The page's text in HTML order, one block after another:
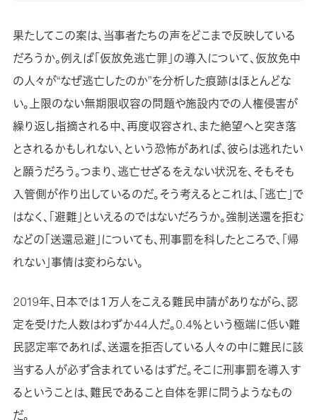
果たしてこの案は、当事者たちの声をどこまで反映している
だろうか。例えば「仮放免逃亡罪」の導入について、仮放免中
の人々が“なぜ逃亡したのか”を分析した痕跡はほとんどな
い。上限のない無期限収容の問題や施設内での人権侵害が
繰り返し指摘される中、再度収容され、また絶望へと突き落
とされるかもしれない、という恐怖があれば、彼らは逃れたい
と願うだろう。つまり、逃亡せざるをえない状況を、そもそも
入管側が作り出しているのだ。そう考えるとこれは、「逃亡」で
はなく、「避難」といえるのではないだろうか。強制送還を拒む
などの「送還忌避」についても、刑事罰を科したところで、「帰
れない」事情は変わらない。
2019年、日本では１万人をこえる難民申請がありながら、認
定を受けた人数はわずか44人だ。0.4％という極端に低い難
民認定率であれば、送還を拒否している人々の中に難民に該
当する人が必ず含まれているはずだ。そこに刑事罰を導入す
るということは、難民であること自体を罪に問うようなもの
だ。